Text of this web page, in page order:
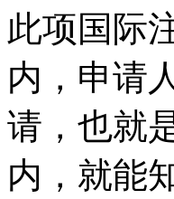
此项国际
内，申请
请，也就
内，就能